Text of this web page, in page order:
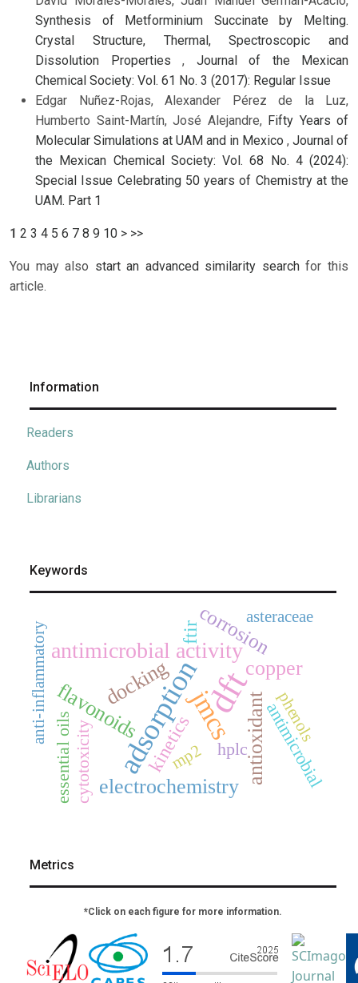
Synthesis of Metforminium Succinate by Melting.
Crystal Structure, Thermal, Spectroscopic and
Dissolution Properties , Journal of the Mexican
Chemical Society: Vol. 61 No. 3 (2017): Regular Issue
Edgar Nuñez-Rojas, Alexander Pérez de la Luz,
Humberto Saint-Martín, José Alejandre, Fifty Years of
Molecular Simulations at UAM and in Mexico , Journal of
the Mexican Chemical Society: Vol. 68 No. 4 (2024):
Special Issue Celebrating 50 years of Chemistry at the
UAM. Part 1
1 2 3 4 5 6 7 8 9 10 > >>
You may also start an advanced similarity searchfor this
article.
Information
Readers
Authors
Librarians
Keywords
dft
adsorptionjmcs
antimicrobial activity
copper
antioxidant
electrochemistry
flavonoidsdocking
corrosion
kinetics
ftir
antimicrobial
cytotoxicity hplc
essential oils
asteraceae
anti-inflammatory
mp2
phenols
Metrics
*Click on each figure for more information.